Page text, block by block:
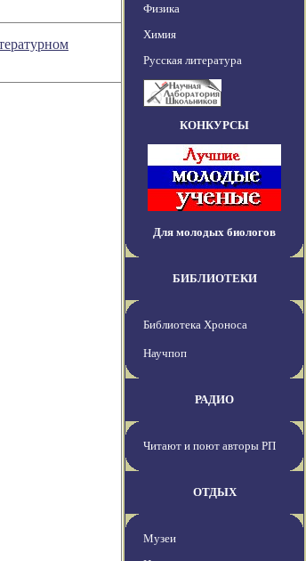
Физика
Химия
Русская литература
КОНКУРСЫ
Для молодых биологов
БИБЛИОТЕКИ
Библиотека Хроноса
Научпоп
РАДИО
Читают и поют авторы РП
ОТДЫХ
Музеи